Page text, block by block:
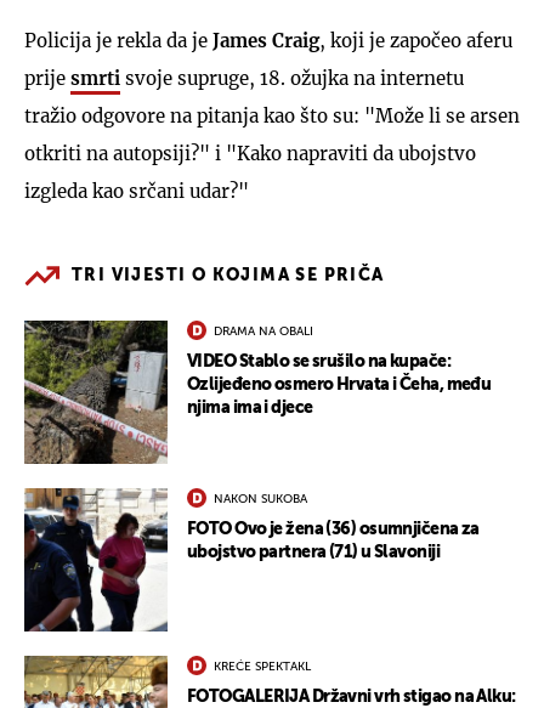
Policija je rekla da je James Craig, koji je započeo aferu
prije smrti svoje supruge, 18. ožujka na internetu
tražio odgovore na pitanja kao što su: "Može li se arsen
otkriti na autopsiji?" i "Kako napraviti da ubojstvo
izgleda kao srčani udar?"
TRI VIJESTI O KOJIMA SE PRIČA
DRAMA NA OBALI
VIDEO Stablo se srušilo na kupače:
Ozlijeđeno osmero Hrvata i Čeha, među
njima ima i djece
NAKON SUKOBA
FOTO Ovo je žena (36) osumnjičena za
ubojstvo partnera (71) u Slavoniji
KREĆE SPEKTAKL
FOTOGALERIJA Državni vrh stigao na Alku: